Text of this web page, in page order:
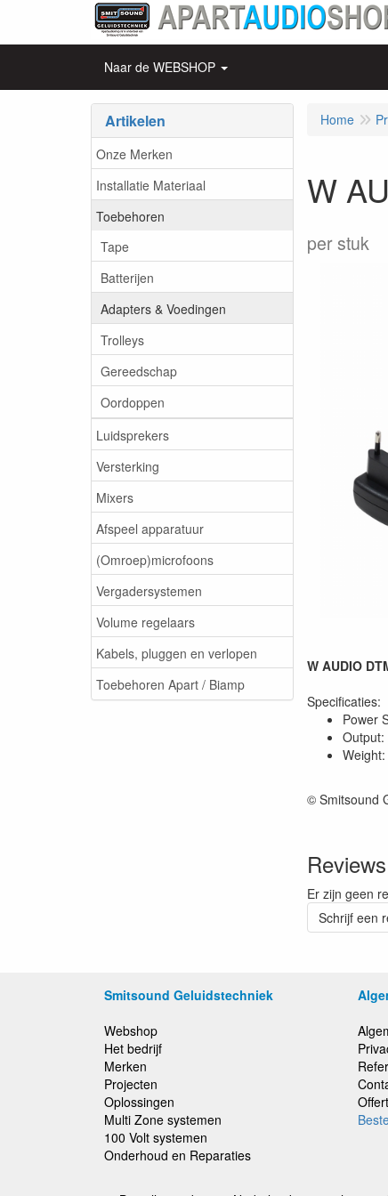
Naar de WEBSHOP
Artikelen
Onze Merken
Installatie Materiaal
Toebehoren
Tape
Batterijen
Adapters & Voedingen
Trolleys
Gereedschap
Oordoppen
Luidsprekers
Versterking
Mixers
Afspeel apparatuur
(Omroep)microfoons
Vergadersystemen
Volume regelaars
Kabels, pluggen en verlopen
Toebehoren Apart / Biamp
Home
W
per stuk
W AUDIO
Specificaties:
Power
Output:
© Smitsound
Reviews
Er zijn geen
Schrijf een
Smitsound Geluidstechniek
Webshop
Het bedrijf
Merken
Projecten
Oplossingen
Multi Zone systemen
100 Volt systemen
Onderhoud en Reparaties